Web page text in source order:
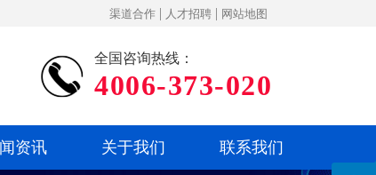
渠道合作 | 人才招聘 | 网站地图
全国咨询热线：
4006-373-020
资讯 关于我们 联系我们